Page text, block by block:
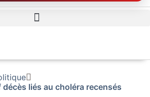
liés au choléra recensés